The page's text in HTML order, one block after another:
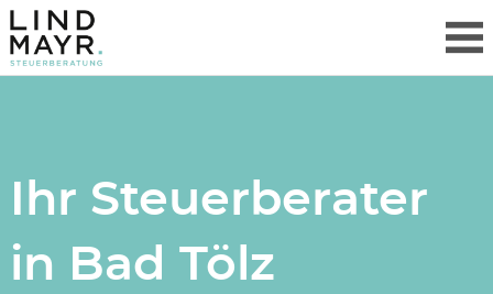
Ihr Steuerberater
in Bad Tölz